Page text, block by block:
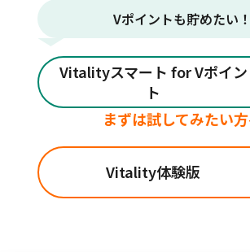
Vポイントも貯めたい！
Vitalityスマート for Vポイン
ト
まずは試してみたい
Vitality体験版